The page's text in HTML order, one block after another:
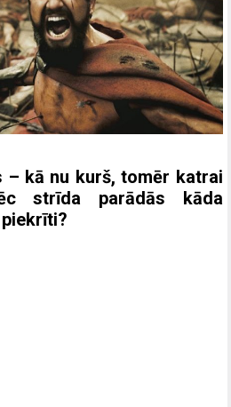
– kā nu kurš, tomēr katrai
strīda parādās kāda